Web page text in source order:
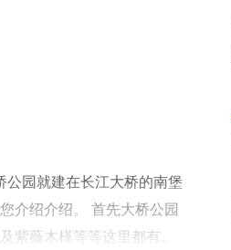
公园就建在长江大桥的南堡
介绍介绍。 首先大桥公园
紫薇木槿等等这里都有。